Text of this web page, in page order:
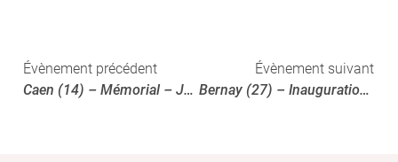
Évènement précédent
Caen (14) – Mémorial – Jardin des Canadiens
Évènement suivant
Bernay (27) – Inauguration sculpture stèle et panneau